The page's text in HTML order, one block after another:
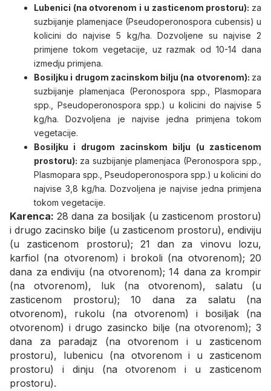
Lubenici (na otvorenom i u zasticenom prostoru): za
suzbijanje plamenjace (Pseudoperonospora cubensis) u
kolicini do najvise 5 kg/ha. Dozvoljene su najvise 2
primjene tokom vegetacije, uz razmak od 10-14 dana
izmedju primjena.
Bosiljku i drugom zacinskom bilju (na otvorenom): za
suzbijanje plamenjaca (Peronospora spp., Plasmopara
spp., Pseudoperonospora spp.) u kolicini do najvise 5
kg/ha. Dozvoljena je najvise jedna primjena tokom
vegetacije.
Bosiljku i drugom zacinskom bilju (u zasticenom
prostoru): za suzbijanje plamenjaca (Peronospora spp.,
Plasmopara spp., Pseudoperonospora spp.) u kolicini do
najvise 3,8 kg/ha. Dozvoljena je najvise jedna primjena
tokom vegetacije.
Karenca: 28 dana za bosiljak (u zasticenom prostoru)
i drugo zacinsko bilje (u zasticenom prostoru), endiviju
(u zasticenom prostoru); 21 dan za vinovu lozu,
karfiol (na otvorenom) i brokoli (na otvorenom); 20
dana za endiviju (na otvorenom); 14 dana za krompir
(na otvorenom), luk (na otvorenom), salatu (u
zasticenom prostoru); 10 dana za salatu (na
otvorenom), rukolu (na otvorenom) i bosiljak (na
otvorenom) i drugo zasincko bilje (na otvorenom); 3
dana za paradajz (na otvorenom i u zasticenom
prostoru), lubenicu (na otvorenom i u zasticenom
prostoru) i dinju (na otvorenom i u zasticenom
prostoru).